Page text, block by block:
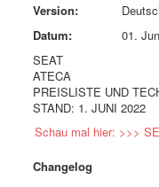
Version:
Datum:
01.
SEAT
ATECA
PREISLISTE UND
STAND: 1. JUNI 2022
Schau mal hier: >>>
Changelog